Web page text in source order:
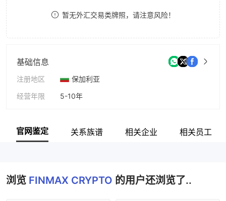
暂无外汇交易类牌照，请注意风险！
基础信息
注册地区
保加利亚
经营年限
5-10年
官网鉴定 关系族谱 相关企业 相关员工
浏览 FINMAX CRYPTO 的用户还浏览了..